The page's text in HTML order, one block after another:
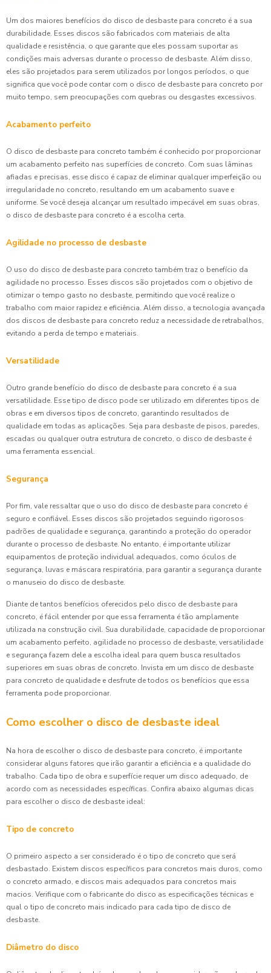
Um dos maiores benefícios do disco de desbaste para concreto é a sua
durabilidade. Esses discos são fabricados com materiais de alta
qualidade e resistência, o que garante que eles possam suportar as
condições mais adversas durante o processo de desbaste. Além disso,
eles são projetados para serem utilizados por longos períodos, o que
significa que você pode contar com o disco de desbaste para concreto por
muito tempo, sem preocupações com quebras ou desgastes excessivos.
Acabamento perfeito
O disco de desbaste para concreto também é conhecido por proporcionar
um acabamento perfeito nas superfícies de concreto. Com suas lâminas
afiadas e precisas, esse disco é capaz de eliminar qualquer imperfeição ou
irregularidade no concreto, resultando em um acabamento suave e
uniforme. Se você deseja alcançar um resultado impecável em suas obras,
o disco de desbaste para concreto é a escolha certa.
Agilidade no processo de desbaste
O uso do disco de desbaste para concreto também traz o benefício da
agilidade no processo. Esses discos são projetados com o objetivo de
otimizar o tempo gasto no desbaste, permitindo que você realize o
trabalho com maior rapidez e eficiência. Além disso, a tecnologia avançada
dos discos de desbaste para concreto reduz a necessidade de retrabalhos,
evitando a perda de tempo e materiais.
Versatilidade
Outro grande benefício do disco de desbaste para concreto é a sua
versatilidade. Esse tipo de disco pode ser utilizado em diferentes tipos de
obras e em diversos tipos de concreto, garantindo resultados de
qualidade em todas as aplicações. Seja para desbaste de pisos, paredes,
escadas ou qualquer outra estrutura de concreto, o disco de desbaste é
uma ferramenta essencial.
Segurança
Por fim, vale ressaltar que o uso do disco de desbaste para concreto é
seguro e confiável. Esses discos são projetados seguindo rigorosos
padrões de qualidade e segurança, garantindo a proteção do operador
durante o processo de desbaste. No entanto, é importante utilizar
equipamentos de proteção individual adequados, como óculos de
segurança, luvas e máscara respiratória, para garantir a segurança durante
o manuseio do disco de desbaste.
Diante de tantos benefícios oferecidos pelo disco de desbaste para
concreto, é fácil entender por que essa ferramenta é tão amplamente
utilizada na construção civil. Sua durabilidade, capacidade de proporcionar
um acabamento perfeito, agilidade no processo de desbaste, versatilidade
e segurança fazem dele a escolha ideal para quem busca resultados
superiores em suas obras de concreto. Invista em um disco de desbaste
para concreto de qualidade e desfrute de todos os benefícios que essa
ferramenta pode proporcionar.
Como escolher o disco de desbaste ideal
Na hora de escolher o disco de desbaste para concreto, é importante
considerar alguns fatores que irão garantir a eficiência e a qualidade do
trabalho. Cada tipo de obra e superfície requer um disco adequado, de
acordo com as necessidades específicas. Confira abaixo algumas dicas
para escolher o disco de desbaste ideal:
Tipo de concreto
O primeiro aspecto a ser considerado é o tipo de concreto que será
desbastado. Existem discos específicos para concretos mais duros, como
o concreto armado, e discos mais adequados para concretos mais
macios. Verifique com o fabricante do disco as especificações técnicas e
qual o tipo de concreto mais indicado para cada tipo de disco de
desbaste.
Diâmetro do disco